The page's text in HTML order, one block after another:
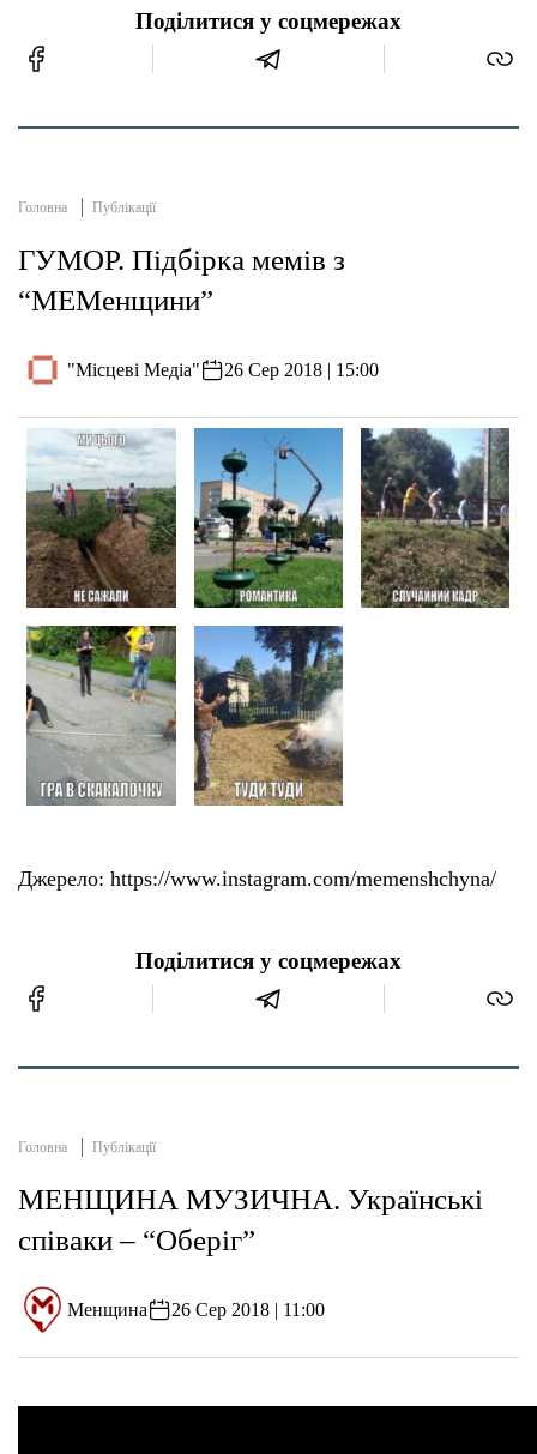
Поділитися у соцмережах
Головна Публікації
ГУМОР. Підбірка мемів з
“МЕМенщини”
"Місцеві Медіа" 26 Сер 2018 | 15:00
Джерело: https://www.instagram.com/memenshchyna/
Поділитися у соцмережах
Головна Публікації
МЕНЩИНА МУЗИЧНА. Українські
співаки – “Оберіг”
Менщина 26 Сер 2018 | 11:00